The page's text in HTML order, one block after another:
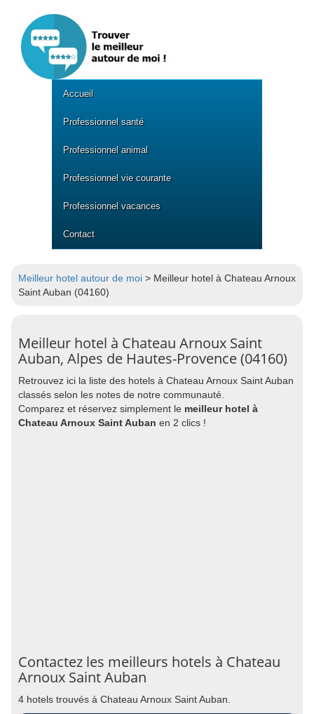
Accueil
Professionnel santé
Professionnel animal
Professionnel vie courante
Professionnel vacances
Contact
Meilleur hotel autour de moi > Meilleur hotel à Chateau Arnoux
Saint Auban (04160)
Meilleur hotel à Chateau Arnoux Saint
Auban, Alpes de Hautes-Provence (04160)
Retrouvez ici la liste des hotels à Chateau Arnoux Saint Auban
classés selon les notes de notre communauté.
Comparez et réservez simplement le meilleur hotel à
Chateau Arnoux Saint Auban en 2 clics !
Contactez les meilleurs hotels à Chateau
Arnoux Saint Auban
4 hotels trouvés à Chateau Arnoux Saint Auban.